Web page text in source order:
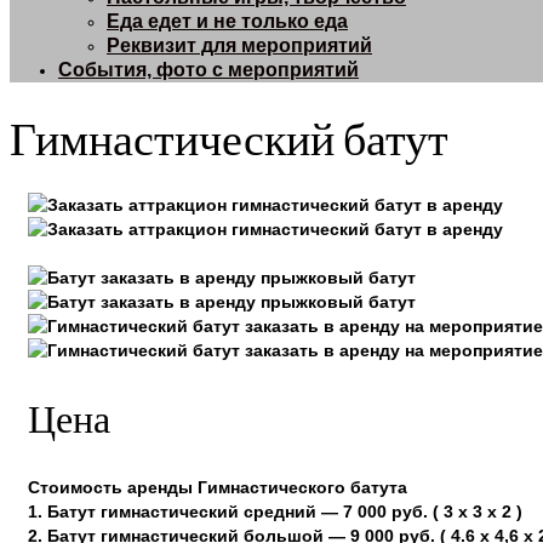
Еда едет и не только еда
Реквизит для мероприятий
События, фото с мероприятий
Гимнастический батут
Цена
Стоимость аренды Гимнастического батута
1. Батут гимнастический средний — 7 000 руб. ( 3 х 3 х 2 )
2. Батут гимнастический большой — 9 000 руб. ( 4.6 х 4,6 х